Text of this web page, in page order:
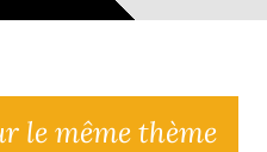
le même thème